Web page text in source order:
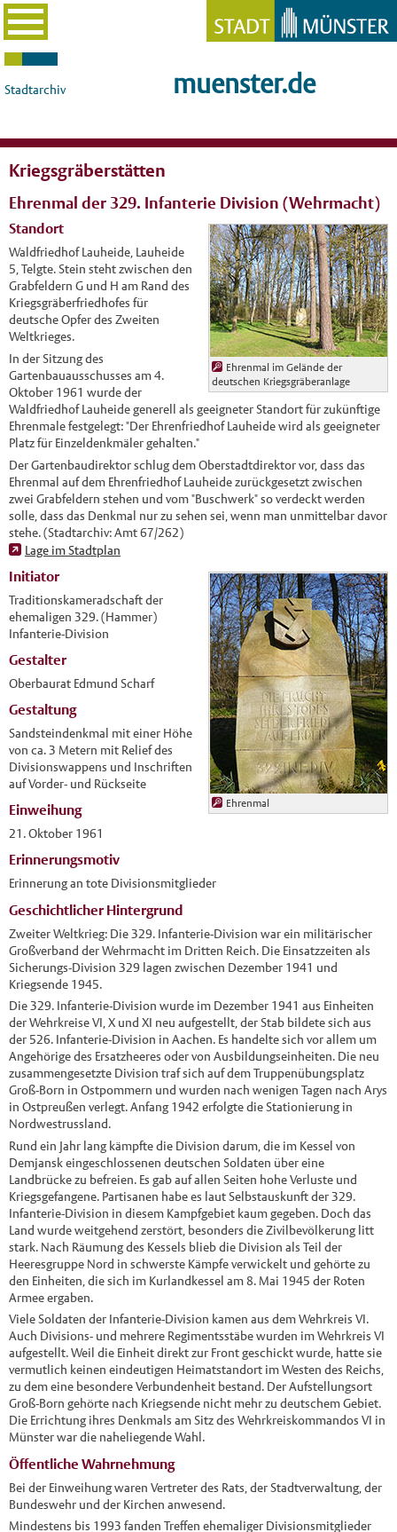
Stadtarchiv muenster.de
Kriegsgräberstätten
Ehrenmal der 329. Infanterie Division (Wehrmacht)
Ehrenmal im Gelände der
deutschen Kriegsgräberanlage
Standort
Waldfriedhof Lauheide, Lauheide
5, Telgte. Stein steht zwischen den
Grabfeldern G und H am Rand des
Kriegsgräberfriedhofes für
deutsche Opfer des Zweiten
Weltkrieges.
In der Sitzung des
Gartenbauausschusses am 4.
Oktober 1961 wurde der
Waldfriedhof Lauheide generell als geeigneter Standort für zukünftige
Ehrenmale festgelegt: "Der Ehrenfriedhof Lauheide wird als geeigneter
Platz für Einzeldenkmäler gehalten."
Der Gartenbaudirektor schlug dem Oberstadtdirektor vor, dass das
Ehrenmal auf dem Ehrenfriedhof Lauheide zurückgesetzt zwischen
zwei Grabfeldern stehen und vom "Buschwerk" so verdeckt werden
solle, dass das Denkmal nur zu sehen sei, wenn man unmittelbar davor
stehe. (Stadtarchiv: Amt 67/262)
Lage im Stadtplan
Ehrenmal
Initiator
Traditionskameradschaft der
ehemaligen 329. (Hammer)
Infanterie-Division
Gestalter
Oberbaurat Edmund Scharf
Gestaltung
Sandsteindenkmal mit einer Höhe
von ca. 3 Metern mit Relief des
Divisionswappens und Inschriften
auf Vorder- und Rückseite
Einweihung
21. Oktober 1961
Erinnerungsmotiv
Erinnerung an tote Divisionsmitglieder
Geschichtlicher Hintergrund
Zweiter Weltkrieg: Die 329. Infanterie-Division war ein militärischer
Großverband der Wehrmacht im Dritten Reich. Die Einsatzzeiten als
Sicherungs-Division 329 lagen zwischen Dezember 1941 und
Kriegsende 1945.
Die 329. Infanterie-Division wurde im Dezember 1941 aus Einheiten
der Wehrkreise VI, X und XI neu aufgestellt, der Stab bildete sich aus
der 526. Infanterie-Division in Aachen. Es handelte sich vor allem um
Angehörige des Ersatzheeres oder von Ausbildungseinheiten. Die neu
zusammengesetzte Division traf sich auf dem Truppenübungsplatz
Groß-Born in Ostpommern und wurden nach wenigen Tagen nach Arys
in Ostpreußen verlegt. Anfang 1942 erfolgte die Stationierung in
Nordwestrussland.
Rund ein Jahr lang kämpfte die Division darum, die im Kessel von
Demjansk eingeschlossenen deutschen Soldaten über eine
Landbrücke zu befreien. Es gab auf allen Seiten hohe Verluste und
Kriegsgefangene. Partisanen habe es laut Selbstauskunft der 329.
Infanterie-Division in diesem Kampfgebiet kaum gegeben. Doch das
Land wurde weitgehend zerstört, besonders die Zivilbevölkerung litt
stark. Nach Räumung des Kessels blieb die Division als Teil der
Heeresgruppe Nord in schwerste Kämpfe verwickelt und gehörte zu
den Einheiten, die sich im Kurlandkessel am 8. Mai 1945 der Roten
Armee ergaben.
Viele Soldaten der Infanterie-Division kamen aus dem Wehrkreis VI.
Auch Divisions- und mehrere Regimentsstäbe wurden im Wehrkreis VI
aufgestellt. Weil die Einheit direkt zur Front geschickt wurde, hatte sie
vermutlich keinen eindeutigen Heimatstandort im Westen des Reichs,
zu dem eine besondere Verbundenheit bestand. Der Aufstellungsort
Groß-Born gehörte nach Kriegsende nicht mehr zu deutschem Gebiet.
Die Errichtung ihres Denkmals am Sitz des Wehrkreiskommandos VI in
Münster war die naheliegende Wahl.
Öffentliche Wahrnehmung
Bei der Einweihung waren Vertreter des Rats, der Stadtverwaltung, der
Bundeswehr und der Kirchen anwesend.
Mindestens bis 1993 fanden Treffen ehemaliger Divisionsmitglieder